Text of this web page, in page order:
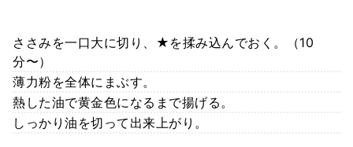
ささみを一口大に切り、★を揉み込んでおく。（10
分〜）
薄力粉を全体にまぶす。
熱した油で黄金色になるまで揚げる。
しっかり油を切って出来上がり。